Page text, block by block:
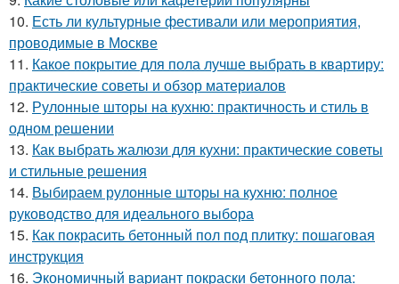
10. Есть ли культурные фестивали или мероприятия,
проводимые в Москве
11. Какое покрытие для пола лучше выбрать в квартиру:
практические советы и обзор материалов
12. Рулонные шторы на кухню: практичность и стиль в
одном решении
13. Как выбрать жалюзи для кухни: практические советы
и стильные решения
14. Выбираем рулонные шторы на кухню: полное
руководство для идеального выбора
15. Как покрасить бетонный пол под плитку: пошаговая
инструкция
16. Экономичный вариант покраски бетонного пола: